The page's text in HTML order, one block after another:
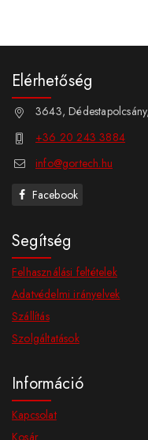
Elérhetőség
3643,
+36 20 243 3884
info@gortech.hu
Facebook
Segítség
Felhasználási feltételek
Adatvédelmi irányelvek
Szállítás
Szolgáltatások
Információ
Kapcsolat